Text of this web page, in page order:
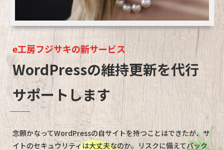
e工房フジサキの新サービス
WordPressの維持更新を代行
サポートします
念願かなってWordPressの自サイトを持つことはできたが、サ
イトのセキュウリティは大丈夫なのか。リスクに備えてバック